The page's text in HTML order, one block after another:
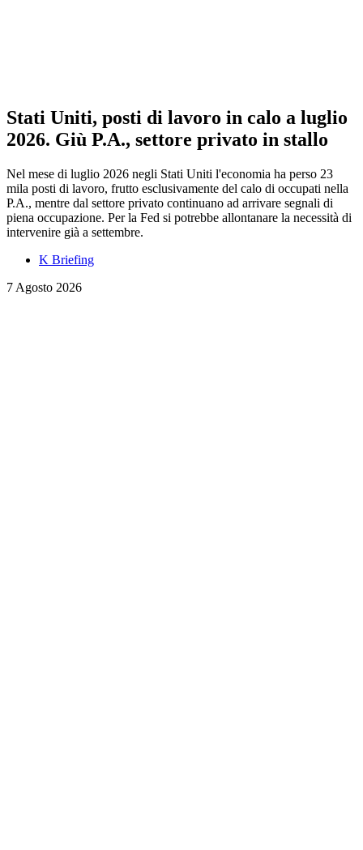
Stati Uniti, posti di lavoro in calo a luglio
2026. Giù P.A., settore privato in stallo
Nel mese di luglio 2026 negli Stati Uniti l'economia ha perso 23
mila posti di lavoro, frutto esclusivamente del calo di occupati nella
P.A., mentre dal settore privato continuano ad arrivare segnali di
piena occupazione. Per la Fed si potrebbe allontanare la necessità di
intervenire già a settembre.
K Briefing
7 Agosto 2026